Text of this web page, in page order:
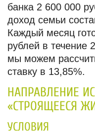
банка 2 600 000
доход семьи
Каждый месяц
рублей в течение
мы можем
ставку в 13,85%.
НАПРАВЛЕНИЕ
«СТРОЯЩЕЕСЯ
УСЛОВИЯ